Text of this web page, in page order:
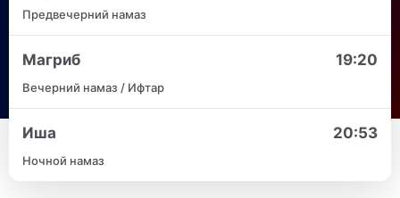
Предвечерний намаз
Магриб 19:20
Вечерний намаз / Ифтар
Иша 20:53
Ночной намаз